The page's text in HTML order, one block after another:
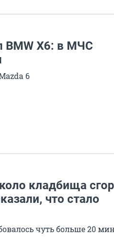
BMW X6: в МЧС
6
кладбища
что стало
чуть больше 20